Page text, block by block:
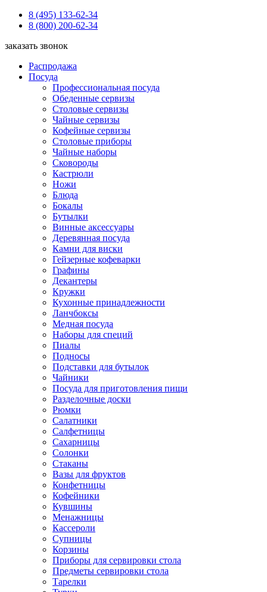
8 (495) 133-62-34
8 (800) 200-62-34
заказать звонок
Распродажа
Посуда
Профессиональная посуда
Обеденные сервизы
Столовые сервизы
Чайные сервизы
Кофейные сервизы
Столовые приборы
Чайные наборы
Сковороды
Кастрюли
Ножи
Блюда
Бокалы
Бутылки
Винные аксессуары
Деревянная посуда
Камни для виски
Гейзерные кофеварки
Графины
Декантеры
Кружки
Кухонные принадлежности
Ланчбоксы
Медная посуда
Наборы для специй
Пиалы
Подносы
Подставки для бутылок
Чайники
Посуда для приготовления пищи
Разделочные доски
Рюмки
Салатники
Салфетницы
Сахарницы
Солонки
Стаканы
Вазы для фруктов
Конфетницы
Кофейники
Кувшины
Менажницы
Кассероли
Супницы
Корзины
Приборы для сервировки стола
Предметы сервировки стола
Тарелки